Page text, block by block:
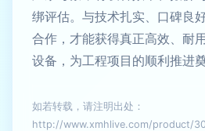
绑评估。与技术扎实、口碑良
合作，才能获得真正高效、耐
设备，为工程项目的顺利推进
如若转载，请注明出处：
http://www.xmhlive.com/product/